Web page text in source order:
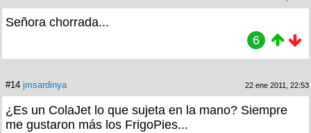
Señora chorrada...
6
#14 jmsardinya 22 ene 2011, 22:53
¿Es un ColaJet lo que sujeta en la mano? Siempre
me gustaron más los FrigoPies...